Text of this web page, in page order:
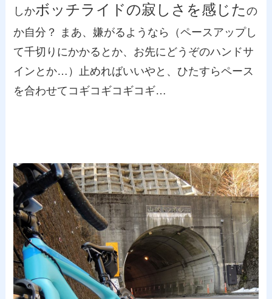
しかボッチライドの寂しさを感じたの
か自分？ まあ、嫌がるようなら（ペースアップし
て千切りにかかるとか、お先にどうぞのハンドサ
インとか…）止めればいいやと、ひたすらペース
を合わせてコギコギコギコギ…